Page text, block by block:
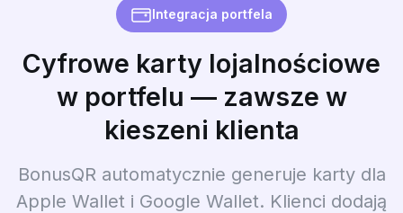
Integracja portfela
Cyfrowe karty lojalnościowe
w portfelu — zawsze w
kieszeni klienta
BonusQR automatycznie generuje karty dla
Apple Wallet i Google Wallet. Klienci dodają